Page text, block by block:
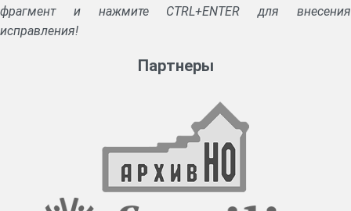
фрагмент и нажмите CTRL+ENTER для внесения
исправления!
Партнеры